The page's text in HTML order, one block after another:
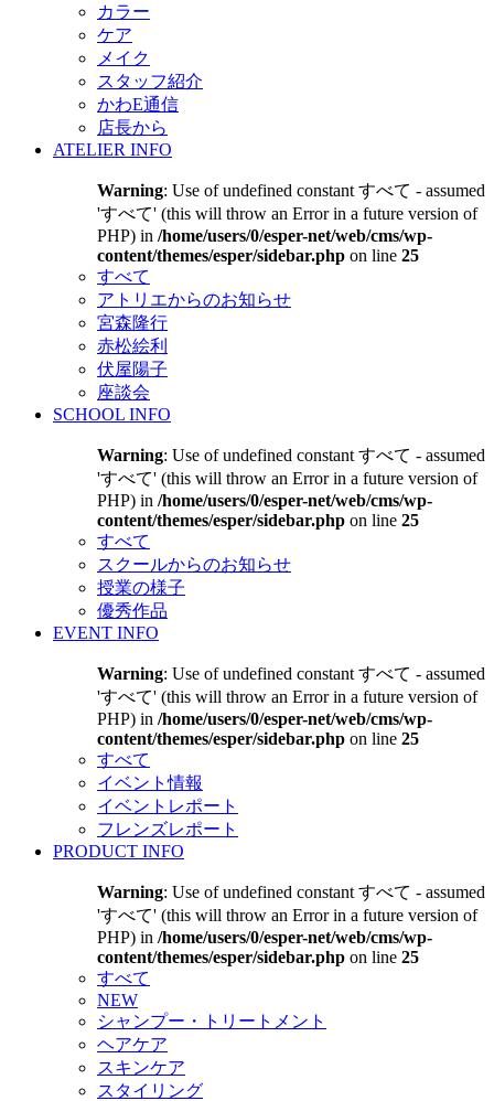
カラー
ケア
メイク
スタッフ紹介
かわE通信
店長から
ATELIER INFO
Warning: Use of undefined constant すべて - assumed
'すべて' (this will throw an Error in a future version of
PHP) in /home/users/0/esper-net/web/cms/wp-
content/themes/esper/sidebar.php on line 25
すべて
アトリエからのお知らせ
宮森隆行
赤松絵利
伏屋陽子
座談会
SCHOOL INFO
Warning: Use of undefined constant すべて - assumed
'すべて' (this will throw an Error in a future version of
PHP) in /home/users/0/esper-net/web/cms/wp-
content/themes/esper/sidebar.php on line 25
すべて
スクールからのお知らせ
授業の様子
優秀作品
EVENT INFO
Warning: Use of undefined constant すべて - assumed
'すべて' (this will throw an Error in a future version of
PHP) in /home/users/0/esper-net/web/cms/wp-
content/themes/esper/sidebar.php on line 25
すべて
イベント情報
イベントレポート
フレンズレポート
PRODUCT INFO
Warning: Use of undefined constant すべて - assumed
'すべて' (this will throw an Error in a future version of
PHP) in /home/users/0/esper-net/web/cms/wp-
content/themes/esper/sidebar.php on line 25
すべて
NEW
シャンプー・トリートメント
ヘアケア
スキンケア
スタイリング